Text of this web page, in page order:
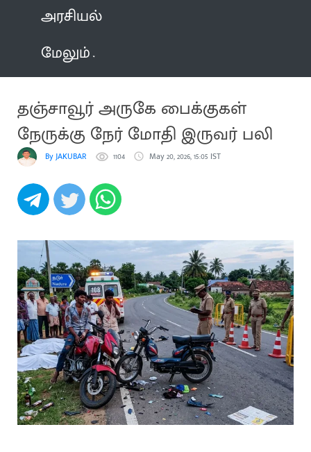
அரசியல்
மேலும்
தஞ்சாவூர் அருகே பைக்குகள்
நேருக்கு நேர் மோதி இருவர் பலி
By JAKUBAR 1104 May 20, 2026, 15:05 IST